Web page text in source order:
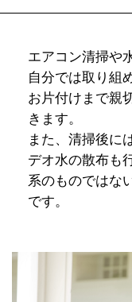
エアコン清掃や
自分では取り組
お片付けまで親
きます。
また、清掃後に
デオ水の散布も
系のものではな
です。